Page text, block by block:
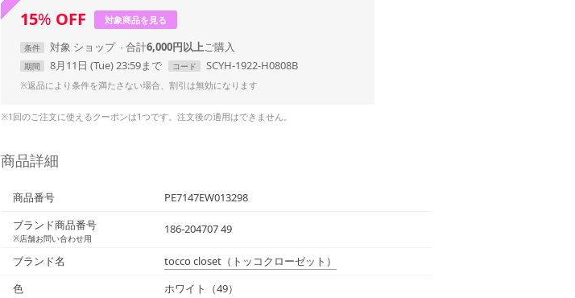
15% OFF 対象商品を見る
条件 対象 ショップ 合計6,000円以上
期間 8月11日 (Tue) 23:59まで コード SCYH-1922-H0808B
※返品により条件を満たさない場合、割引は無効になります
※1回のご注文に使えるクーポンは1つです。注文後の適用はできません。
商品詳細
商品番号
PE7147EW013298
ブランド商品番号
※店舗お問い合わせ用
186-204707 49
ブランド名 tocco closet （トッコクローゼット）
色
ホワイト（49）